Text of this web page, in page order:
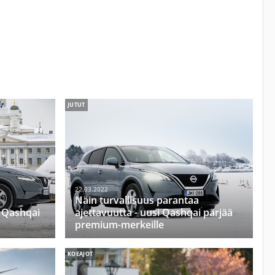
JUTUT
22.03.2022
Näin turvallisuus parantaa
ajettavuutta - uusi Qashqai pärjää
premium-merkeille
KOEAJOT